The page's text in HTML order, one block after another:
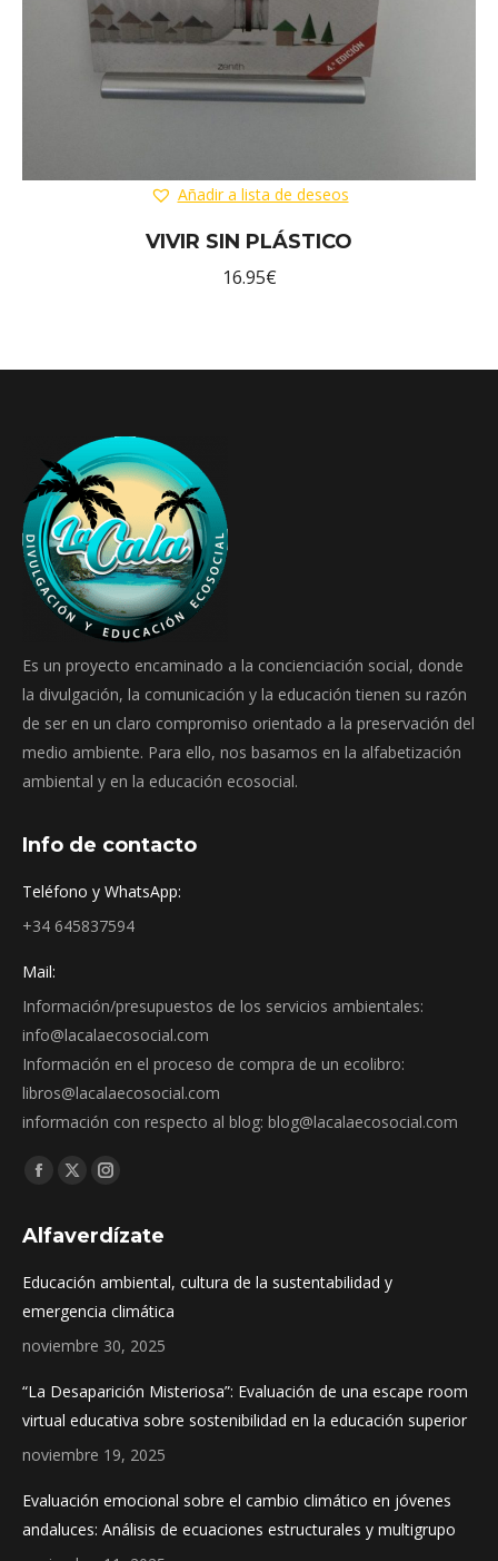
Añadir a lista de deseos
VIVIR SIN PLÁSTICO
16.95€
Es un proyecto encaminado a la concienciación social, donde
la divulgación, la comunicación y la educación tienen su razón
de ser en un claro compromiso orientado a la preservación del
medio ambiente. Para ello, nos basamos en la alfabetización
ambiental y en la educación ecosocial.
Info de contacto
Teléfono y WhatsApp:
+34 645837594
Mail:
Información/presupuestos de los servicios ambientales:
info@lacalaecosocial.com
Información en el proceso de compra de un ecolibro:
libros@lacalaecosocial.com
información con respecto al blog: blog@lacalaecosocial.com
Find us on:
Facebook
opens
window
X
opens
Instagram
opens
Alfaverdízate
Educación ambiental, cultura de la sustentabilidad y
emergencia climática
noviembre 30, 2025
“La Desaparición Misteriosa”: Evaluación de una escape room
virtual educativa sobre sostenibilidad en la educación superior
noviembre 19, 2025
Evaluación emocional sobre el cambio climático en jóvenes
andaluces: Análisis de ecuaciones estructurales y multigrupo